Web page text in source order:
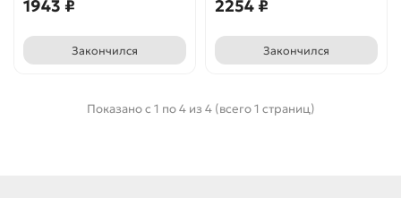
1943 ₽
Закончился
2254 ₽
Закончился
Показано с 1 по 4 из 4 (всего 1 страниц)